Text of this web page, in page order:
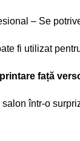
– Se
fi utilizat
față
într-o